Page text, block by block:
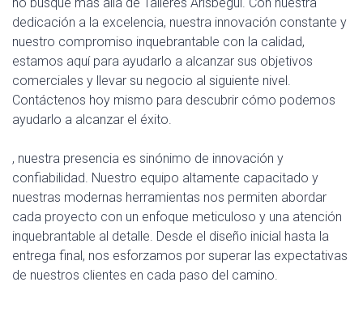
dedicación a la excelencia, nuestra innovación constante y
nuestro compromiso inquebrantable con la calidad,
estamos aquí para ayudarlo a alcanzar sus objetivos
comerciales y llevar su negocio al siguiente nivel.
Contáctenos hoy mismo para descubrir cómo podemos
ayudarlo a alcanzar el éxito.
, nuestra presencia es sinónimo de innovación y
confiabilidad. Nuestro equipo altamente capacitado y
nuestras modernas herramientas nos permiten abordar
cada proyecto con un enfoque meticuloso y una atención
inquebrantable al detalle. Desde el diseño inicial hasta la
entrega final, nos esforzamos por superar las expectativas
de nuestros clientes en cada paso del camino.